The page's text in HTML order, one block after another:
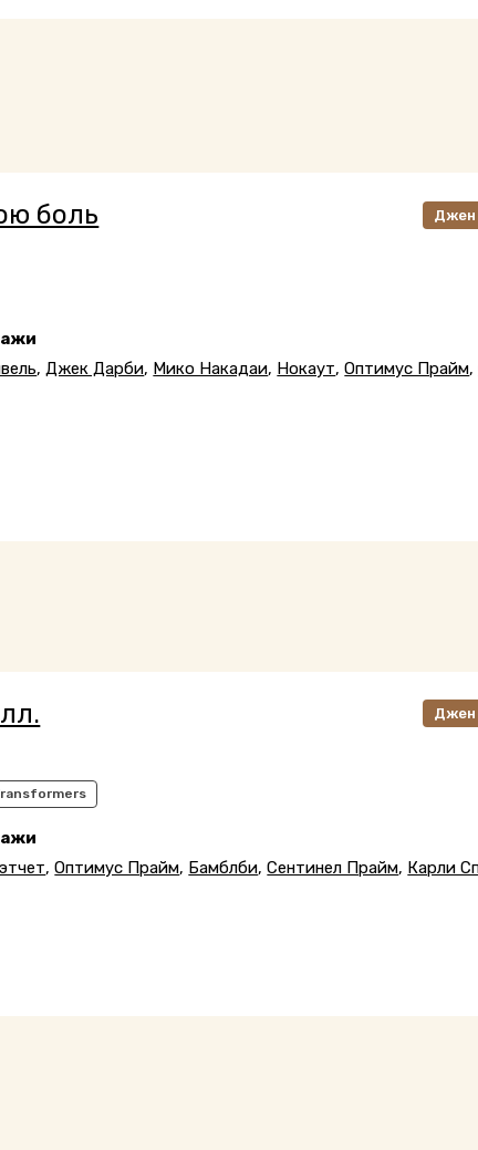
боль Джен
,Джек Дарби, Мико Накадаи, Нокаут,Оптимус Прайм,
Джен
,Оптимус Прайм, Бамблби,Сентинел Прайм, Карли